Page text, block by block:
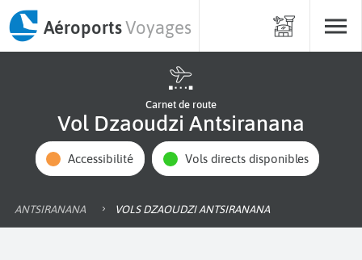
AéroportsVoyages
Carnet de route
Vol Dzaoudzi Antsiranana
Accessibilité Vols directs disponibles
ANTSIRANANA VOLS DZAOUDZI ANTSIRANANA